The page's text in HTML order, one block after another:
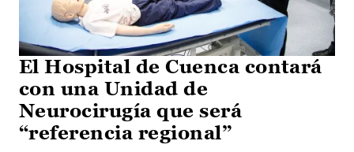
El Hospital de Cuenca contará
con una Unidad de
Neurocirugía que será
“referencia regional”